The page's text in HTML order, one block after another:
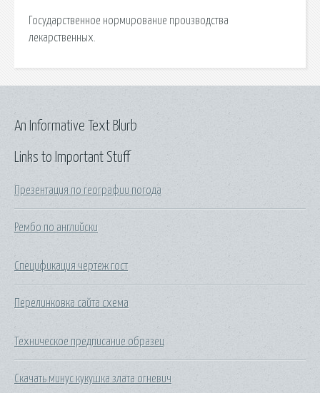
Государственное нормирование производства
лекарственных.
Links to Important Stuff
Презентация по географии погода
Рембо по английски
Спецификация чертеж гост
Перелинковка сайта схема
Техническое предписание образец
Скачать минус кукушка злата огневич
An Informative Text Blurb